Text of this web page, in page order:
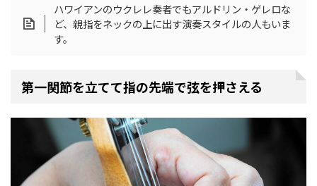
ハワイアンのウクレレ奏者でもアルドリン・ゲレロな
ど、親指をネックの上に出す演奏スタイルの人もいま
す。
第一関節を立てて指の先端で弦を押さえる